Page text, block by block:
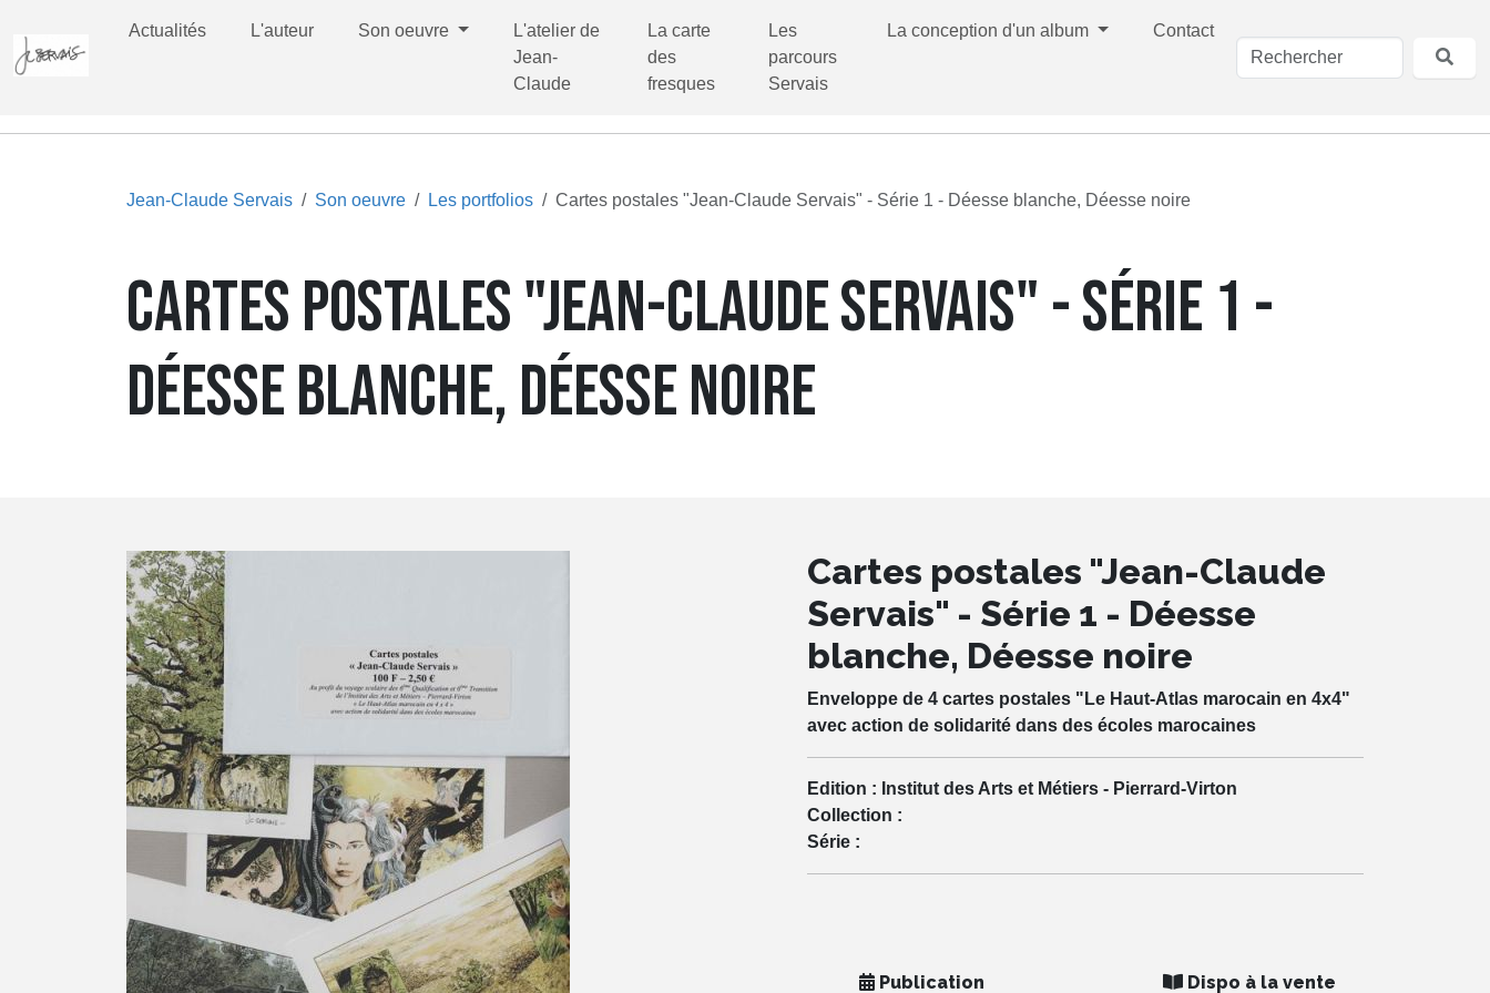
Actualités L'auteur Son oeuvre
L'atelier de
Jean-
Claude
La carte
des
fresques
Les
parcours
Servais
La conception d'un album Contact
Jean-Claude Servais Son oeuvre Les portfolios Cartes postales "Jean-Claude Servais" - Série 1 - Déesse blanche, Déesse noire
CARTES POSTALES "JEAN-CLAUDE SERVAIS" - SÉRIE 1 -
DÉESSE BLANCHE, DÉESSE NOIRE
Cartes postales "Jean-Claude
Servais" - Série 1 - Déesse
blanche, Déesse noire
Enveloppe de 4 cartes postales "Le Haut-Atlas marocain en 4x4"
avec action de solidarité dans des écoles marocaines
Edition : Institut des Arts et Métiers - Pierrard-Virton
Collection :
Série :
Publication Dispo à la vente